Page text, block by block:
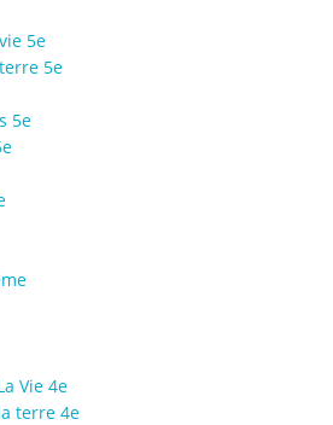
5e
5e
5e
Vie 4e
terre 4e